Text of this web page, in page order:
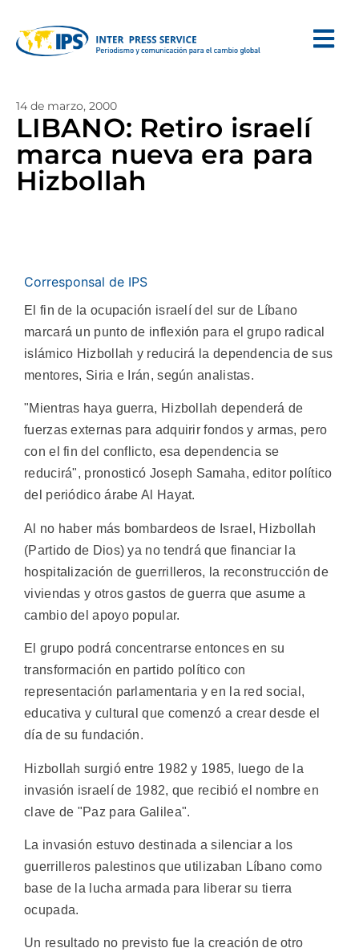
14 de marzo, 2000
LIBANO: Retiro israelí
marca nueva era para
Hizbollah
Corresponsal de IPS
El fin de la ocupación israelí del sur de Líbano
marcará un punto de inflexión para el grupo radical
islámico Hizbollah y reducirá la dependencia de sus
mentores, Siria e Irán, según analistas.
"Mientras haya guerra, Hizbollah dependerá de
fuerzas externas para adquirir fondos y armas, pero
con el fin del conflicto, esa dependencia se
reducirá", pronosticó Joseph Samaha, editor político
del periódico árabe Al Hayat.
Al no haber más bombardeos de Israel, Hizbollah
(Partido de Dios) ya no tendrá que financiar la
hospitalización de guerrilleros, la reconstrucción de
viviendas y otros gastos de guerra que asume a
cambio del apoyo popular.
El grupo podrá concentrarse entonces en su
transformación en partido político con
representación parlamentaria y en la red social,
educativa y cultural que comenzó a crear desde el
día de su fundación.
Hizbollah surgió entre 1982 y 1985, luego de la
invasión israelí de 1982, que recibió el nombre en
clave de "Paz para Galilea".
La invasión estuvo destinada a silenciar a los
guerrilleros palestinos que utilizaban Líbano como
base de la lucha armada para liberar su tierra
ocupada.
Un resultado no previsto fue la creación de otro